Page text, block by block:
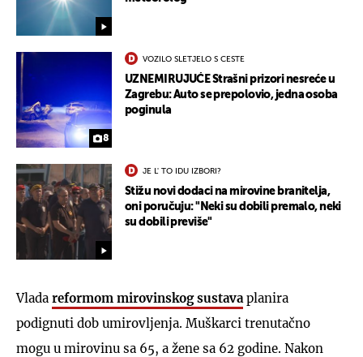
8
VOZILO SLETJELO S CESTE
UZNEMIRUJUĆE Strašni prizori nesreće u
Zagrebu: Auto se prepolovio, jedna osoba
poginula
JE L' TO IDU IZBORI?
Stižu novi dodaci na mirovine branitelja,
oni poručuju: "Neki su dobili premalo, neki
su dobili previše"
Vlada reformom mirovinskog sustava planira
podignuti dob umirovljenja. Muškarci trenutačno
mogu u mirovinu sa 65, a žene sa 62 godine. Nakon